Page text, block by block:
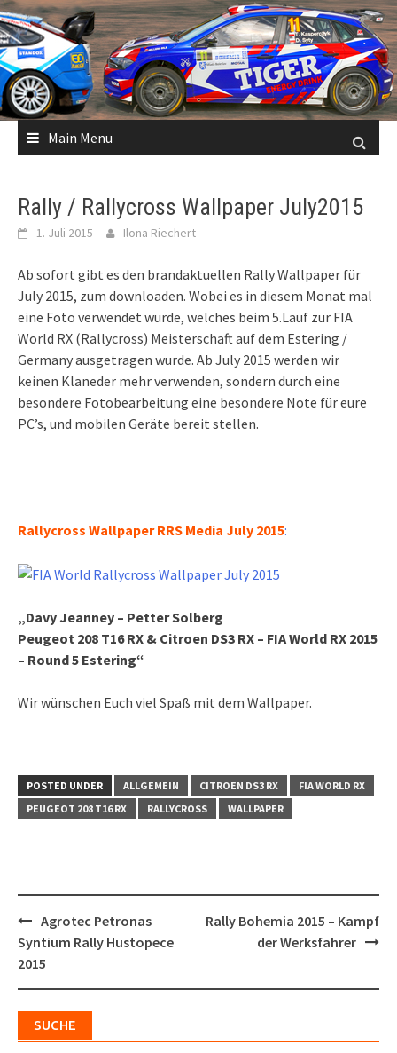
Skip
to
content
Main Menu
Rally / Rallycross Wallpaper July2015
1. Juli 2015 Ilona Riechert
Ab sofort gibt es den brandaktuellen Rally Wallpaper für
July 2015, zum downloaden. Wobei es in diesem Monat mal
eine Foto verwendet wurde, welches beim 5.Lauf zur FIA
World RX (Rallycross) Meisterschaft auf dem Estering /
Germany ausgetragen wurde. Ab July 2015 werden wir
keinen Klaneder mehr verwenden, sondern durch eine
besondere Fotobearbeitung eine besondere Note für eure
PC’s, und mobilen Geräte bereit stellen.
Rallycross Wallpaper RRS Media July 2015:
„Davy Jeanney – Petter Solberg
Peugeot 208 T16 RX & Citroen DS3 RX – FIA World RX 2015
– Round 5 Estering“
Wir wünschen Euch viel Spaß mit dem Wallpaper.
POSTED UNDER ALLGEMEIN CITROEN DS3 RX
FIA WORLD RX
PEUGEOT 208 T16 RX
RALLYCROSS WALLPAPER
Post
navigation
Agrotec Petronas
Syntium Rally Hustopece
2015
Rally Bohemia 2015 – Kampf
der Werksfahrer
SUCHE